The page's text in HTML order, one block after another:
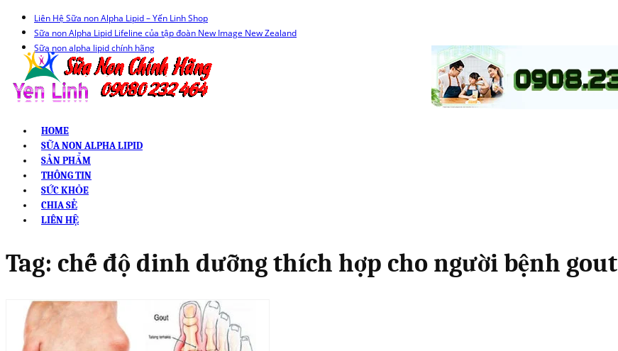
Liên Hệ Sữa non Alpha Lipid – Yến Linh Shop
Sữa non Alpha Lipid Lifeline của tập đoàn New Image New Zealand
Sữa non alpha lipid chính hãng
HOME
SỮA NON ALPHA LIPID
SẢN PHẨM
THÔNG TIN
SỨC KHỎE
CHIA SẺ
LIÊN HỆ
Tag: chế độ dinh dưỡng thích hợp cho người bệnh gout